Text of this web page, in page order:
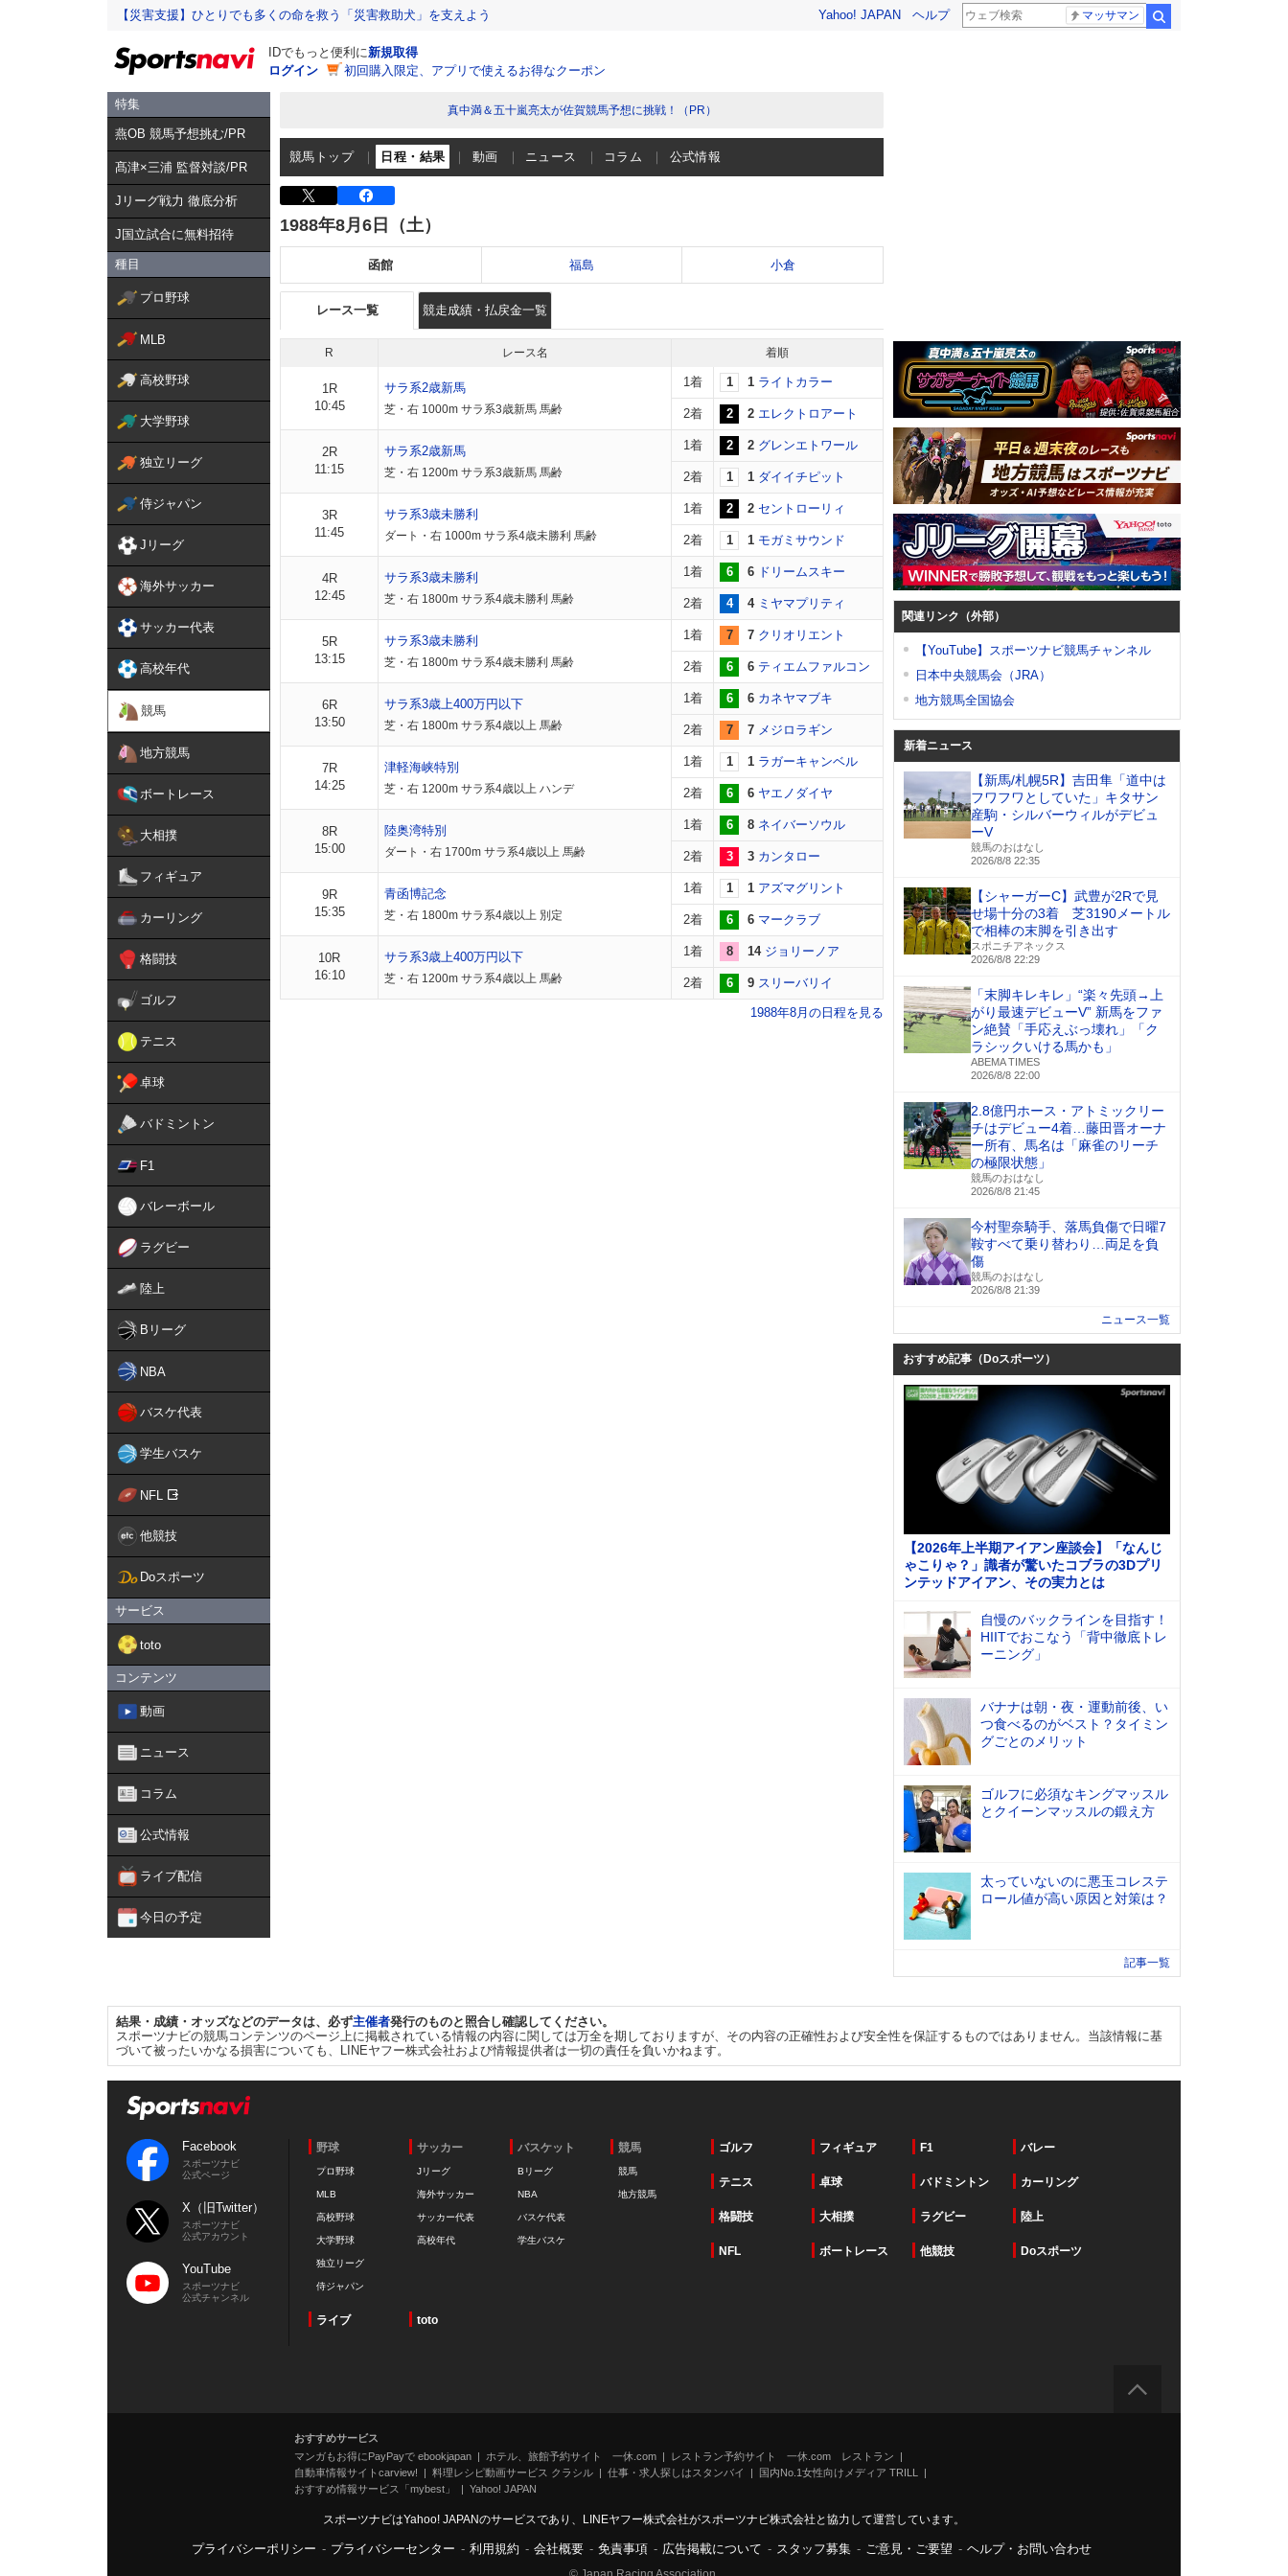
【災害支援】ひとりでも多くの命を救う「災害救助犬」を支えよう Yahoo! JAPAN ヘルプ マッサマン
IDでもっと便利に新規取得
ログイン
初回購入限定、アプリで使えるお得なクーポン
特集
燕OB 競馬予想挑む/PR
髙津×三浦 監督対談/PR
Jリーグ戦力 徹底分析
J国立試合に無料招待
種目
プロ野球
MLB
高校野球
大学野球
独立リーグ
侍ジャパン
Jリーグ
海外サッカー
サッカー代表
高校年代
競馬
地方競馬
ボートレース
大相撲
フィギュア
カーリング
格闘技
ゴルフ
テニス
卓球
バドミントン
F1
バレーボール
ラグビー
陸上
Bリーグ
NBA
バスケ代表
学生バスケ
NFL
他競技
Doスポーツ
サービス
toto
コンテンツ
動画
ニュース
コラム
公式情報
ライブ配信
今日の予定
真中満＆五十嵐亮太が佐賀競馬予想に挑戦！（PR）
競馬トップ 日程・結果 動画 ニュース コラム 公式情報
1988年8月6日（土）
函館 福島 小倉
レース一覧 競走成績・払戻金一覧
R レース名 着順
1R
10:45
サラ系2歳新馬
芝・右 1000m サラ系3歳新馬 馬齢
1着 1 1 ライトカラー
2着 2 2 エレクトロアート
2R
11:15
サラ系2歳新馬
芝・右 1200m サラ系3歳新馬 馬齢
1着 2 2 グレンエトワール
2着 1 1 ダイイチピット
3R
11:45
サラ系3歳未勝利
ダート・右 1000m サラ系4歳未勝利 馬齢
1着 2 2 セントローリィ
2着 1 1 モガミサウンド
4R
12:45
サラ系3歳未勝利
芝・右 1800m サラ系4歳未勝利 馬齢
1着 6 6 ドリームスキー
2着 4 4 ミヤマプリティ
5R
13:15
サラ系3歳未勝利
芝・右 1800m サラ系4歳未勝利 馬齢
1着 7 7 クリオリエント
2着 6 6 ティエムファルコン
6R
13:50
サラ系3歳上400万円以下
芝・右 1800m サラ系4歳以上 馬齢
1着 6 6 カネヤマブキ
2着 7 7 メジロラギン
7R
14:25
津軽海峡特別
芝・右 1200m サラ系4歳以上 ハンデ
1着 1 1 ラガーキャンベル
2着 6 6 ヤエノダイヤ
8R
15:00
陸奥湾特別
ダート・右 1700m サラ系4歳以上 馬齢
1着 6 8 ネイバーソウル
2着 3 3 カンタロー
9R
15:35
青函博記念
芝・右 1800m サラ系4歳以上 別定
1着 1 1 アズマグリント
2着 6 6 マークラブ
10R
16:10
サラ系3歳上400万円以下
芝・右 1200m サラ系4歳以上 馬齢
1着 8 14 ジョリーノア
2着 6 9 スリーバリイ
1988年8月の日程を見る
関連リンク（外部）
【YouTube】スポーツナビ競馬チャンネル
日本中央競馬会（JRA）
地方競馬全国協会
新着ニュース
【新馬/札幌5R】吉田隼「道中は
フワフワとしていた」キタサン
産駒・シルバーウィルがデビュ
ーV
競馬のおはなし
2026/8/8 22:35
【シャーガーC】武豊が2Rで見
せ場十分の3着 芝3190メートル
で相棒の末脚を引き出す
スポニチアネックス
2026/8/8 22:29
「末脚キレキレ」“楽々先頭→上
がり最速デビューV” 新馬をファ
ン絶賛「手応えぶっ壊れ」「ク
ラシックいける馬かも」
ABEMA TIMES
2026/8/8 22:00
2.8億円ホース・アトミックリー
チはデビュー4着…藤田晋オーナ
ー所有、馬名は「麻雀のリーチ
の極限状態」
競馬のおはなし
2026/8/8 21:45
今村聖奈騎手、落馬負傷で日曜7
鞍すべて乗り替わり…両足を負
傷
競馬のおはなし
2026/8/8 21:39
ニュース一覧
おすすめ記事（Doスポーツ）
【2026年上半期アイアン座談会】「なんじ
ゃこりゃ？」識者が驚いたコブラの3Dプリ
ンテッドアイアン、その実力とは
自慢のバックラインを目指す！
HIITでおこなう「背中徹底トレ
ーニング」
バナナは朝・夜・運動前後、い
つ食べるのがベスト？タイミン
グごとのメリット
ゴルフに必須なキングマッスル
とクイーンマッスルの鍛え方
太っていないのに悪玉コレステ
ロール値が高い原因と対策は？
記事一覧
結果・成績・オッズなどのデータは、必ず主催者発行のものと照合し確認してください。
スポーツナビの競馬コンテンツのページ上に掲載されている情報の内容に関しては万全を期しておりますが、その内容の正確性および安全性を保証するものではありません。当該情報に基
づいて被ったいかなる損害についても、LINEヤフー株式会社および情報提供者は一切の責任を負いかねます。
Facebook
スポーツナビ
公式ページ
X（旧Twitter）
スポーツナビ
公式アカウント
YouTube
スポーツナビ
公式チャンネル
野球
プロ野球
MLB
高校野球
大学野球
独立リーグ
侍ジャパン
サッカー
Jリーグ
海外サッカー
サッカー代表
高校年代
バスケット
Bリーグ
NBA
バスケ代表
学生バスケ
競馬
競馬
地方競馬
ゴルフ フィギュア F1 バレー
テニス 卓球 バドミントン カーリング
格闘技 大相撲 ラグビー 陸上
NFL ボートレース 他競技 Doスポーツ
ライブ toto
おすすめサービス
マンガもお得にPayPayで ebookjapan
ホテル、旅館予約サイト 一休.com
レストラン予約サイト 一休.com レストラン
自動車情報サイトcarview!
料理レシピ動画サービス クラシル 仕事・求人探しはスタンバイ
国内No.1女性向けメディア TRILL
おすすめ情報サービス「mybest」
Yahoo! JAPAN
スポーツナビはYahoo! JAPANのサービスであり、LINEヤフー株式会社がスポーツナビ株式会社と協力して運営しています。
プライバシーポリシー - プライバシーセンター - 利用規約 - 会社概要 - 免責事項 - 広告掲載について - スタッフ募集 - ご意見・ご要望 - ヘルプ・お問い合わせ